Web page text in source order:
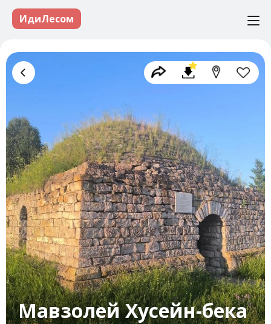
ИдиЛесом
Мавзолей Хусейн-бека